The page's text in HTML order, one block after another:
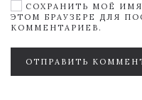
СОХРАНИТЬ МОЁ
ЭТОМ БРАУЗЕРЕ ДЛЯ
КОММЕНТАРИЕВ.
ОТПРАВИТЬ